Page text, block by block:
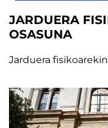
JARDUERA
OSASUNA
Jarduera